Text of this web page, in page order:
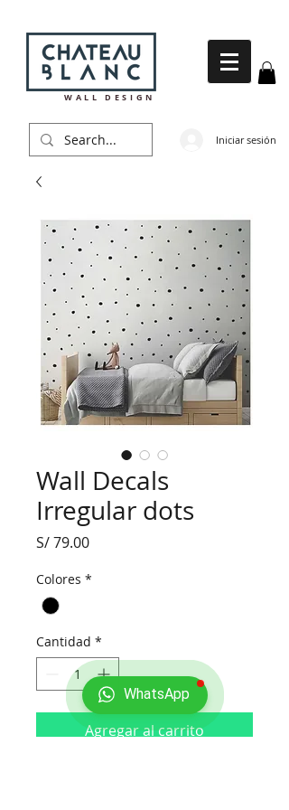
WhatsApp
WALL DESIGN
Iniciar sesión
Wall Decals
Irregular dots
S/ 79.00Precio
Colores *
Cantidad *
Agregar al carrito